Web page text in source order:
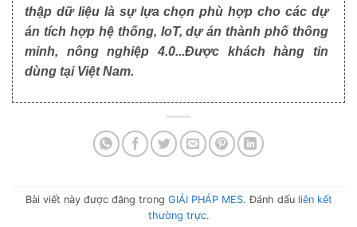
thập dữ liệu là sự lựa chọn phù hợp cho các dự
án tích hợp hệ thống, IoT, dự án thành phố thông
minh, nông nghiệp 4.0...Được khách hàng tin
dùng tại Việt Nam.
Bài viết này được đăng trong GIẢI PHÁP MES. Đánh dấu liên kết
thường trực.